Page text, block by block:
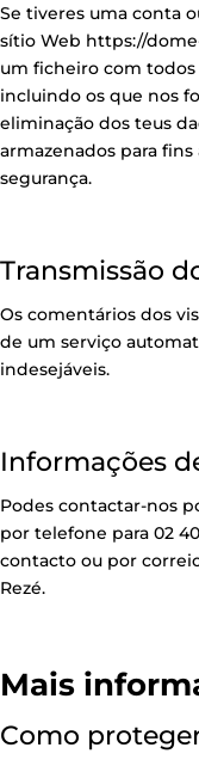
Se tiveres uma conta
sítio Web https://
um ficheiro com todos
incluindo os que nos
eliminação dos teus
armazenados para
segurança.
Transmissão
Os comentários dos
de um serviço
indesejáveis.
Informações
Podes contactar-nos
por telefone para 02
contacto ou por
Rezé.
Mais
Como